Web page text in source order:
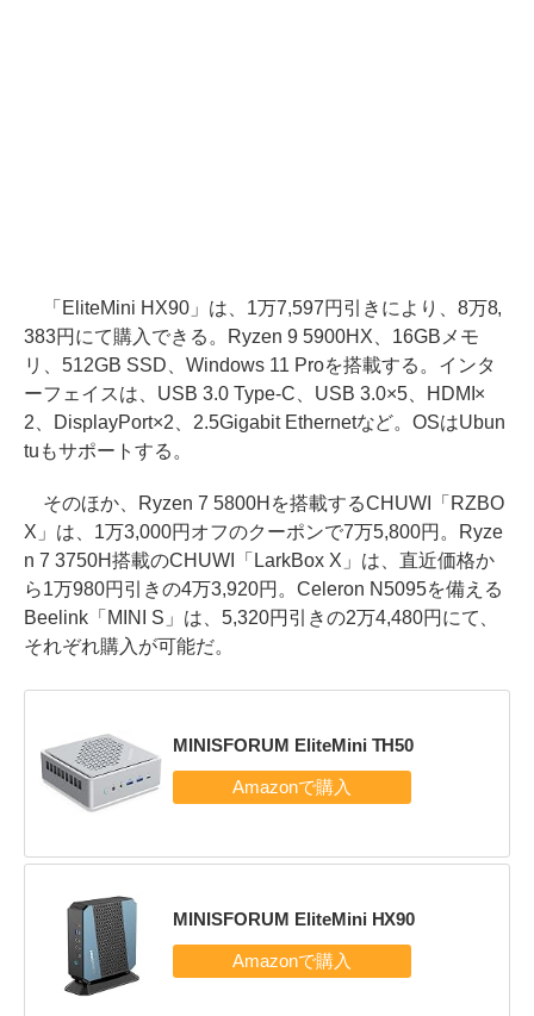
「EliteMini HX90」は、1万7,597円引きにより、8万8,
383円にて購入できる。Ryzen 9 5900HX、16GBメモ
リ、512GB SSD、Windows 11 Proを搭載する。インタ
ーフェイスは、USB 3.0 Type-C、USB 3.0×5、HDMI×
2、DisplayPort×2、2.5Gigabit Ethernetなど。OSはUbun
tuもサポートする。
そのほか、Ryzen 7 5800Hを搭載するCHUWI「RZBO
X」は、1万3,000円オフのクーポンで7万5,800円。Ryze
n 7 3750H搭載のCHUWI「LarkBox X」は、直近価格か
ら1万980円引きの4万3,920円。Celeron N5095を備える
Beelink「MINI S」は、5,320円引きの2万4,480円にて、
それぞれ購入が可能だ。
MINISFORUM EliteMini TH50
MINISFORUM EliteMini HX90